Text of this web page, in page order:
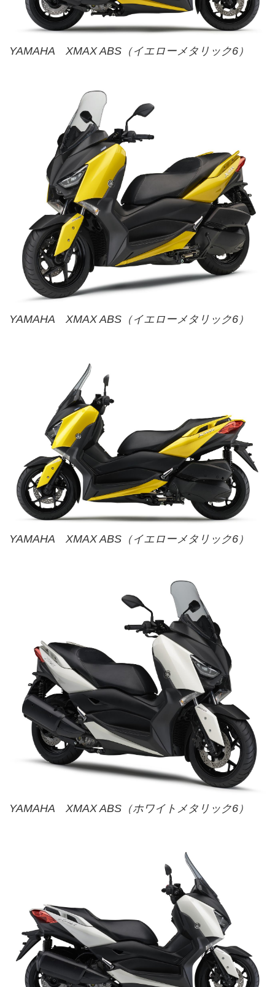
YAMAHA XMAX ABS（イエローメタリック6）
YAMAHA XMAX ABS（イエローメタリック6）
YAMAHA XMAX ABS（イエローメタリック6）
YAMAHA XMAX ABS（ホワイトメタリック6）